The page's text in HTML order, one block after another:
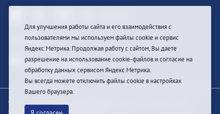
Sign In
© При цитировании информации с сайта ссылка на
первоисточник обязательна
Для улучшения работы сайта и его взаимодействия с
пользователями мы используем файлы cookie и сервис
Яндекс.Метрика. Продолжая работу с сайтом, Вы даете
разрешение на использование cookie-файлов и согласие на
обработку данных сервисом Яндекс.Метрика.
Вы всегда можете отключить файлы cookie в настройках
Вашего браузера.